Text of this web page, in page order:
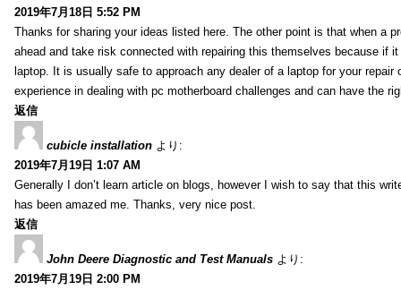
2019年7月18日 5:52 PM
Thanks for sharing your ideas listed here. The other point is that when a
ahead and take risk connected with repairing this themselves because if
laptop. It is usually safe to approach any dealer of a laptop for your
experience in dealing with pc motherboard challenges and can have the
返信
cubicle installation より:
2019年7月19日 1:07 AM
Generally I don’t learn article on blogs, however I wish to say that this
has been amazed me. Thanks, very nice post.
返信
John Deere Diagnostic and Test Manuals より:
2019年7月19日 2:00 PM